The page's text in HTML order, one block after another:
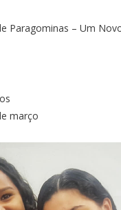
Paragominas – Um
março